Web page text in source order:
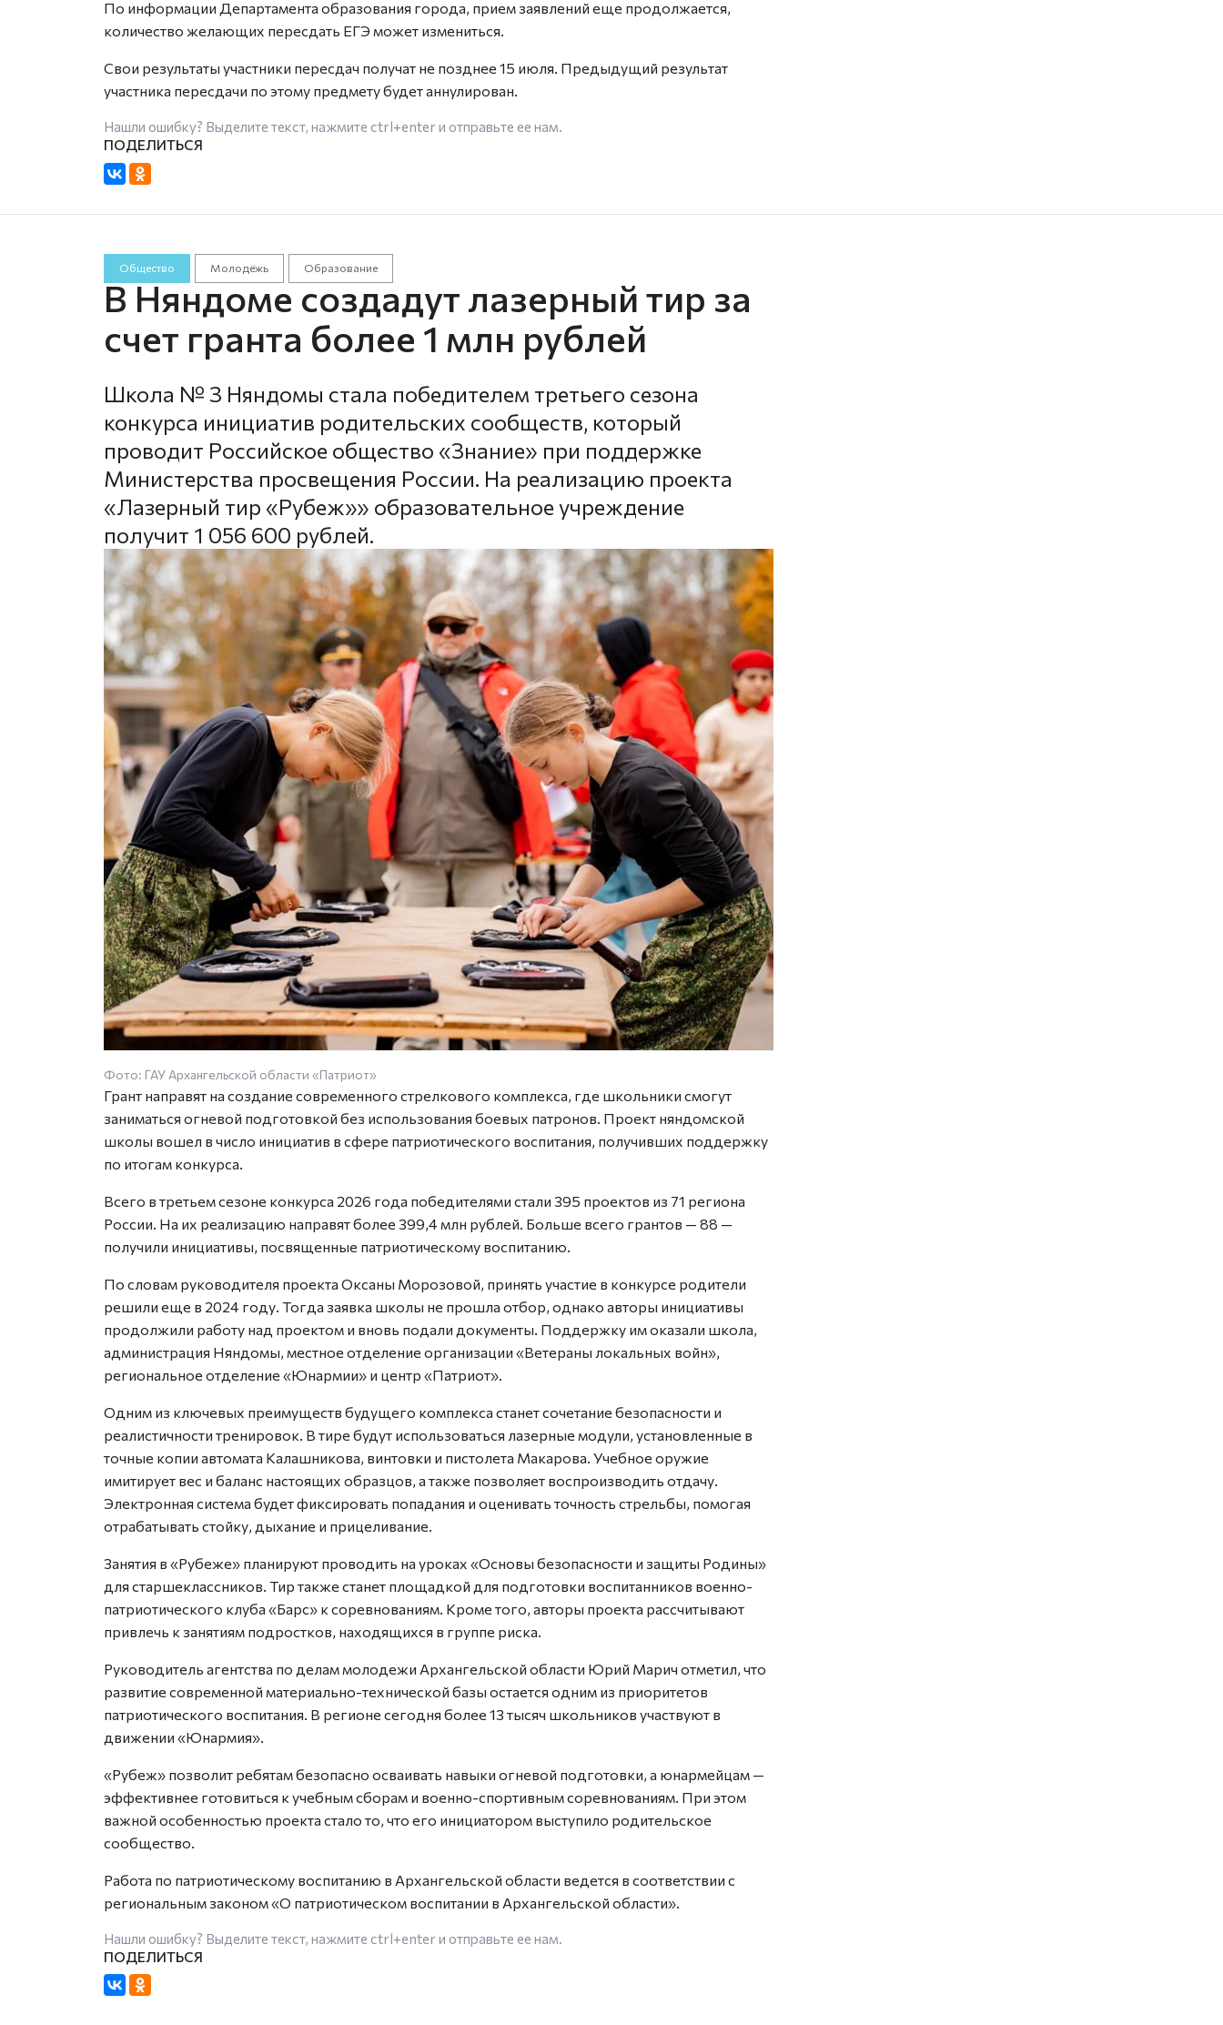
По информации Департамента образования города, прием заявлений еще продолжается,
количество желающих пересдать ЕГЭ может измениться.
Свои результаты участники пересдач получат не позднее 15 июля. Предыдущий результат
участника пересдачи по этому предмету будет аннулирован.
Нашли ошибку? Выделите текст, нажмите ctrl+enterи отправьте ее нам.
Общество Молодёжь Образование
В Няндоме создадут лазерный тир за
счет гранта более 1 млн рублей
Школа № 3 Няндомы стала победителем третьего сезона
конкурса инициатив родительских сообществ, который
проводит Российское общество «Знание» при поддержке
Министерства просвещения России. На реализацию проекта
«Лазерный тир «Рубеж»» образовательное учреждение
получит 1 056 600 рублей.
Фото: ГАУ Архангельской области «Патриот»
Грант направят на создание современного стрелкового комплекса, где школьники смогут
заниматься огневой подготовкой без использования боевых патронов. Проект няндомской
школы вошел в число инициатив в сфере патриотического воспитания, получивших поддержку
по итогам конкурса.
Всего в третьем сезоне конкурса 2026 года победителями стали 395 проектов из 71 региона
России. На их реализацию направят более 399,4 млн рублей. Больше всего грантов — 88 —
получили инициативы, посвященные патриотическому воспитанию.
По словам руководителя проекта Оксаны Морозовой, принять участие в конкурсе родители
решили еще в 2024 году. Тогда заявка школы не прошла отбор, однако авторы инициативы
продолжили работу над проектом и вновь подали документы. Поддержку им оказали школа,
администрация Няндомы, местное отделение организации «Ветераны локальных войн»,
региональное отделение «Юнармии» и центр «Патриот».
Одним из ключевых преимуществ будущего комплекса станет сочетание безопасности и
реалистичности тренировок. В тире будут использоваться лазерные модули, установленные в
точные копии автомата Калашникова, винтовки и пистолета Макарова. Учебное оружие
имитирует вес и баланс настоящих образцов, а также позволяет воспроизводить отдачу.
Электронная система будет фиксировать попадания и оценивать точность стрельбы, помогая
отрабатывать стойку, дыхание и прицеливание.
Занятия в «Рубеже» планируют проводить на уроках «Основы безопасности и защиты Родины»
для старшеклассников. Тир также станет площадкой для подготовки воспитанников военно-
патриотического клуба «Барс» к соревнованиям. Кроме того, авторы проекта рассчитывают
привлечь к занятиям подростков, находящихся в группе риска.
Руководитель агентства по делам молодежи Архангельской области Юрий Марич отметил, что
развитие современной материально-технической базы остается одним из приоритетов
патриотического воспитания. В регионе сегодня более 13 тысяч школьников участвуют в
движении «Юнармия».
«Рубеж» позволит ребятам безопасно осваивать навыки огневой подготовки, а юнармейцам —
эффективнее готовиться к учебным сборам и военно-спортивным соревнованиям. При этом
важной особенностью проекта стало то, что его инициатором выступило родительское
сообщество.
Работа по патриотическому воспитанию в Архангельской области ведется в соответствии с
региональным законом «О патриотическом воспитании в Архангельской области».
Нашли ошибку? Выделите текст, нажмите ctrl+enterи отправьте ее нам.